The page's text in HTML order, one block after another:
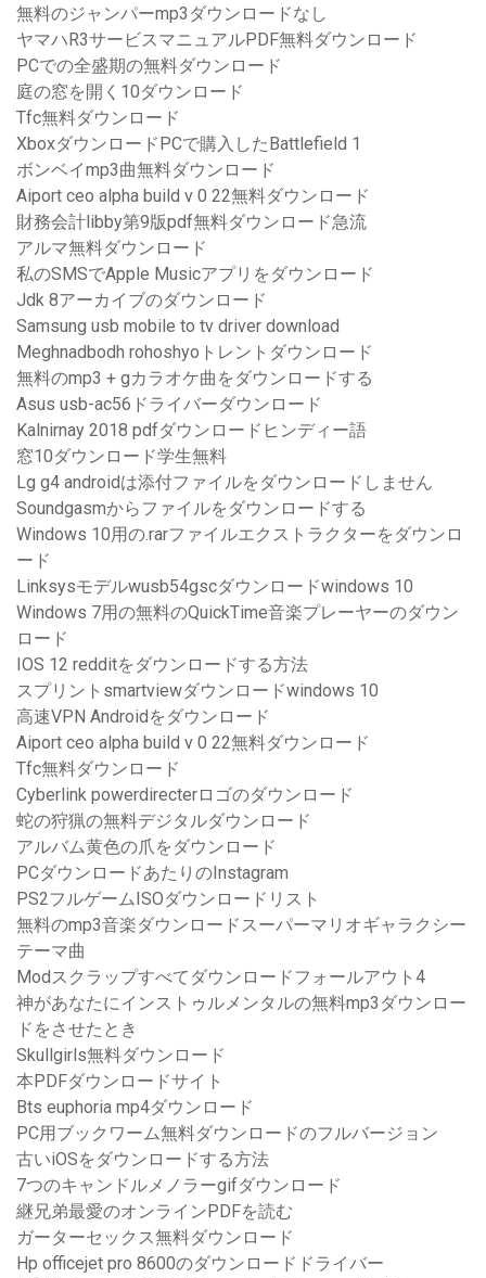
無料のジャンパーmp3ダウンロードなし
ヤマハR3サービスマニュアルPDF無料ダウンロード
PCでの全盛期の無料ダウンロード
庭の窓を開く10ダウンロード
Tfc無料ダウンロード
XboxダウンロードPCで購入したBattlefield 1
ボンベイmp3曲無料ダウンロード
Aiport ceo alpha build v 0 22無料ダウンロード
財務会計libby第9版pdf無料ダウンロード急流
アルマ無料ダウンロード
私のSMSでApple Musicアプリをダウンロード
Jdk 8アーカイブのダウンロード
Samsung usb mobile to tv driver download
Meghnadbodh rohoshyoトレントダウンロード
無料のmp3 + gカラオケ曲をダウンロードする
Asus usb-ac56ドライバーダウンロード
Kalnirnay 2018 pdfダウンロードヒンディー語
窓10ダウンロード学生無料
Lg g4 androidは添付ファイルをダウンロードしません
Soundgasmからファイルをダウンロードする
Windows 10用の.rarファイルエクストラクターをダウンロ
ード
Linksysモデルwusb54gscダウンロードwindows 10
Windows 7用の無料のQuickTime音楽プレーヤーのダウン
ロード
IOS 12 redditをダウンロードする方法
スプリントsmartviewダウンロードwindows 10
高速VPN Androidをダウンロード
Aiport ceo alpha build v 0 22無料ダウンロード
Tfc無料ダウンロード
Cyberlink powerdirecterロゴのダウンロード
蛇の狩猟の無料デジタルダウンロード
アルバム黄色の爪をダウンロード
PCダウンロードあたりのInstagram
PS2フルゲームISOダウンロードリスト
無料のmp3音楽ダウンロードスーパーマリオギャラクシー
テーマ曲
Modスクラップすべてダウンロードフォールアウト4
神があなたにインストゥルメンタルの無料mp3ダウンロー
ドをさせたとき
Skullgirls無料ダウンロード
本PDFダウンロードサイト
Bts euphoria mp4ダウンロード
PC用ブックワーム無料ダウンロードのフルバージョン
古いiOSをダウンロードする方法
7つのキャンドルメノラーgifダウンロード
継兄弟最愛のオンラインPDFを読む
ガーターセックス無料ダウンロード
Hp officejet pro 8600のダウンロードドライバー